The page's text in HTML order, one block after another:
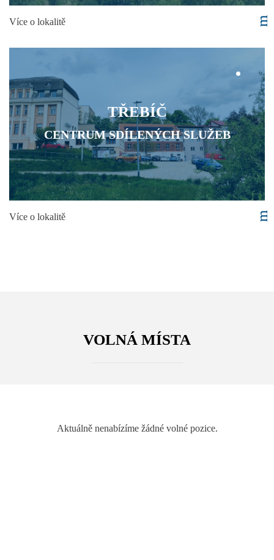
Více o lokalitě
TŘEBÍČ
CENTRUM SDÍLENÝCH SLUŽEB
Více o lokalitě
VOLNÁ MÍSTA
Aktuálně nenabízíme žádné volné pozice.